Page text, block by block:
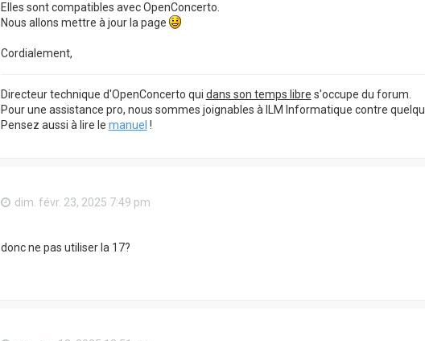
Elles sont compatibles avec OpenConcerto.
Nous allons mettre à jour la page
Cordialement,
Directeur technique d'OpenConcerto qui dans son temps libre s'occupe du forum.
Pour une assistance pro, nous sommes joignables à ILM Informatique contre
Pensez aussi à lire le manuel !
dim. févr. 23, 2025 7:49 pm
donc ne pas utiliser la 17?